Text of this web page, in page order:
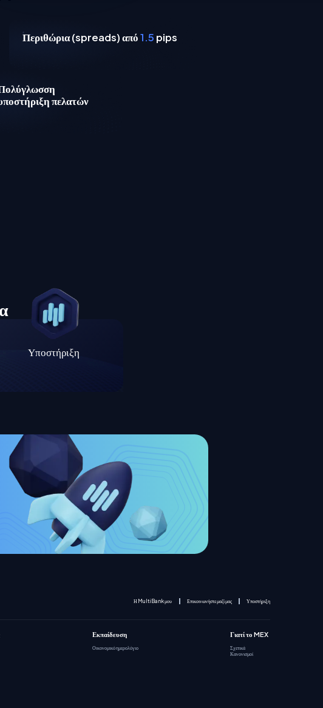
Περιθώρια (spreads) από1.5 pips
πελατών
Υποστήριξη
Η MultiBank μου Επικοινωνήστε μαζί μας Υποστήριξη
Εκπαίδευση
Οικονομικό ημερολόγιο
Γιατί το MEX
Σχετικά
Κανονισμοί